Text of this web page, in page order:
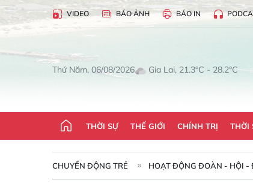
VIDEO BÁO ẢNH BÁO IN
Thứ Năm, 06/08/2026 Gia Lai, 21.3°C - 28.2°C
THỜI SỰ THẾ GIỚI CHÍNH TRỊ THỜI
CHUYỂN ĐỘNG TRẺ HOẠT ĐỘNG ĐOÀN - HỘI -